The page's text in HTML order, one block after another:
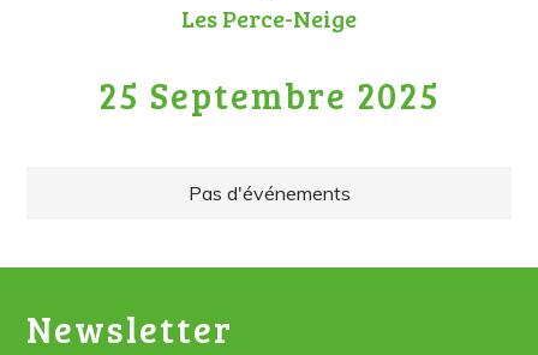
Les Perce-Neige
25 Septembre 2025
Pas d'événements
Newsletter